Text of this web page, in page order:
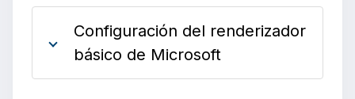
Configuración del renderizador
básico de Microsoft